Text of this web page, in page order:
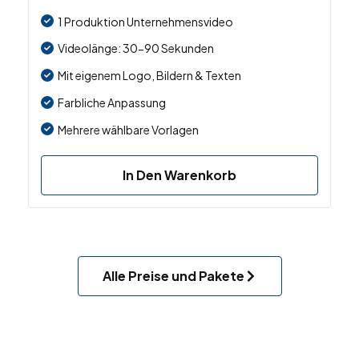
1 Produktion Unternehmensvideo
Videolänge: 30-90 Sekunden
Mit eigenem Logo, Bildern & Texten
Farbliche Anpassung
Mehrere wählbare Vorlagen
In Den Warenkorb
Alle Preise und Pakete